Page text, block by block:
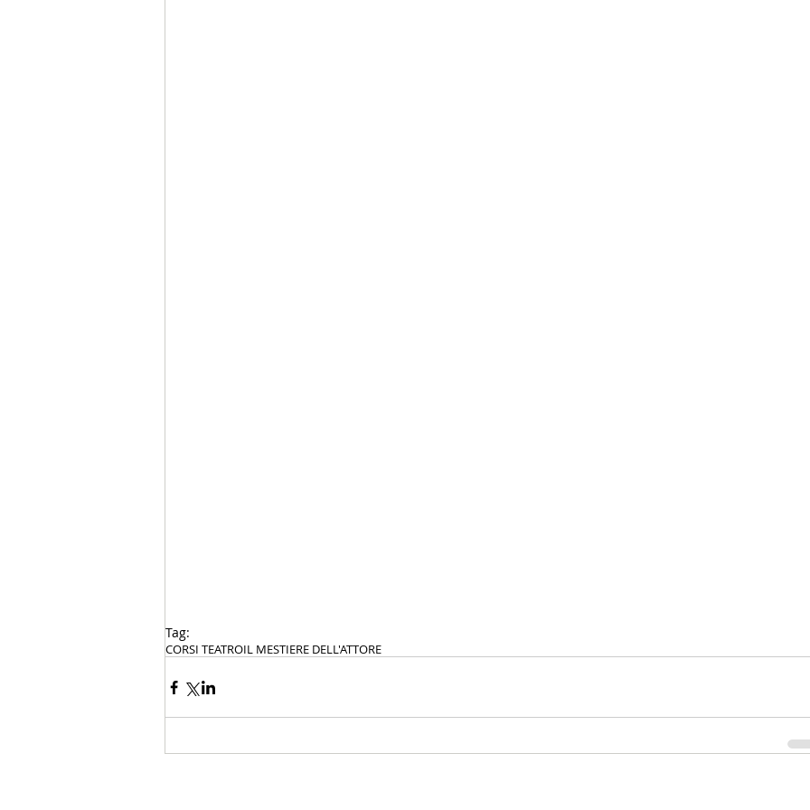
Tag:
CORSI TEATROIL MESTIERE DELL'ATTORE